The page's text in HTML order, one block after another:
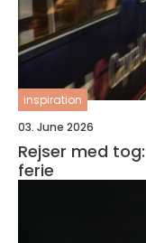
inspiration
03. June 2026
Rejser med
ferie